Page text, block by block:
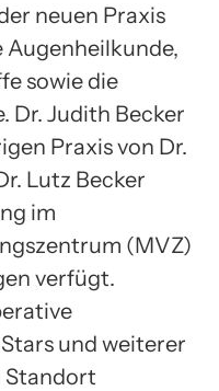
neuen Praxis
Augenheilkunde,
sowie die
Dr. Judith Becker
Praxis von Dr.
Lutz Becker
im
(MVZ)
verfügt.
und weiterer
Standort